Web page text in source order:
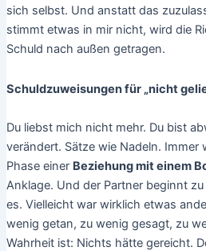
sich selbst. Und anstatt das
stimmt etwas in mir nicht, wird die
Schuld nach außen getragen.
Schuldzuweisungen für „nicht
Du liebst mich nicht mehr. Du bist
verändert. Sätze wie Nadeln. Immer
Phase einer Beziehung mit einem
Anklage. Und der Partner beginnt
es. Vielleicht war wirklich etwas
wenig getan, zu wenig gesagt, zu
Wahrheit ist: Nichts hätte gereicht.